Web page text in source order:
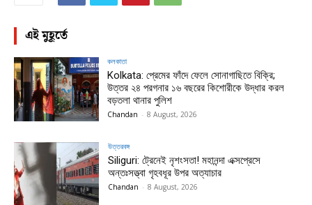
এই মুহূর্তে
কলকাতা
Kolkata: প্রেমের ফাঁদে ফেলে সোনাগাছিতে বিক্রি;
উত্তর ২৪ পরগনার ১৬ বছরের কিশোরীকে উদ্ধার করল
বড়তলা থানার পুলিশ
Chandan - 8 August, 2026
উত্তরবঙ্গ
Siliguri: ট্রেনেই নৃশংসতা! মহানন্দা এক্সপ্রেসে
অন্তঃসত্ত্বা গৃহবধূর উপর অত্যাচার
Chandan - 8 August, 2026